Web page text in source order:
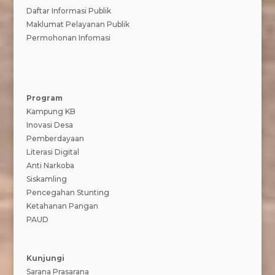
Daftar Informasi Publik
Maklumat Pelayanan Publik
Permohonan Infomasi
Program
Kampung KB
Inovasi Desa
Pemberdayaan
Literasi Digital
Anti Narkoba
Siskamling
Pencegahan Stunting
Ketahanan Pangan
PAUD
Kunjungi
Sarana Prasarana